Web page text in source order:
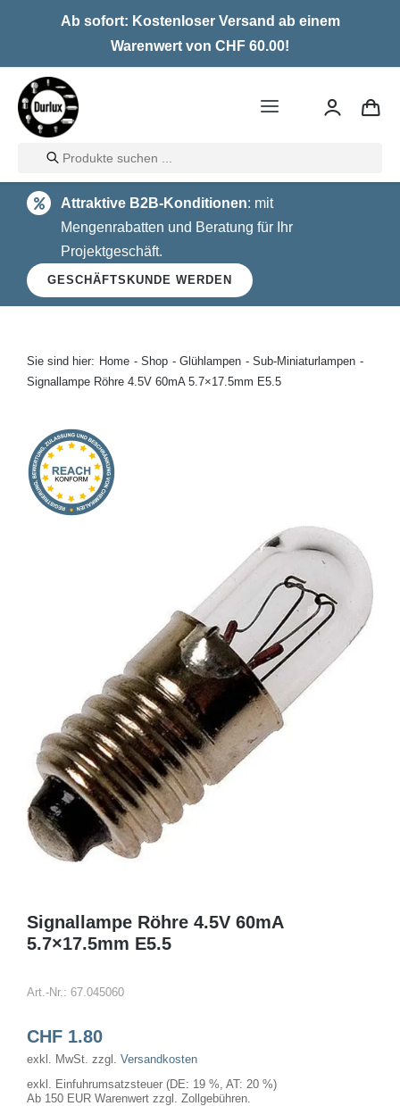
Ab sofort: Kostenloser Versand ab einem
Warenwert von CHF 60.00!
Toggle
Home
LED
Halogen
Glühlampen
Kontakt
Products
search
Attraktive B2B-Konditionen: mit
Mengenrabatten und Beratung für Ihr
Projektgeschäft.
GESCHÄFTSKUNDE WERDEN
Sie sind hier: Home Shop Glühlampen
Sub-Miniaturlampen
Signallampe Röhre 4.5V 60mA 5.7×17.5mm E5.5
Signallampe Röhre 4.5V 60mA
5.7×17.5mm E5.5
Art.-Nr.: 67.045060
CHF1.80
exkl. MwSt. zzgl. Versandkosten
exkl. Einfuhrumsatzsteuer (DE: 19 %, AT: 20 %)
Ab 150 EUR Warenwert zzgl. Zollgebühren.